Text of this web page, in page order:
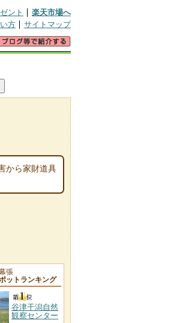
ント
楽天市場へ
方 サイトマップ
から家財道具
張
ットランキング
谷津干潟自然
観察センター